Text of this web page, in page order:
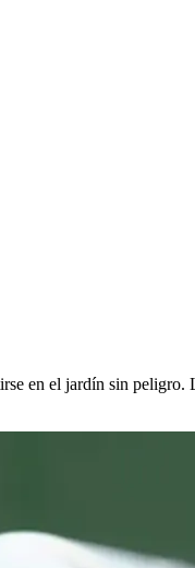
en el jardín sin